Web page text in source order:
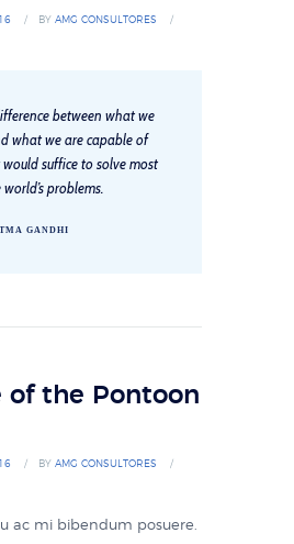
BY AMG CONSULTORES
between what we
what we are capable of
suffice to solve most
problems.
GANDHI
of the Pontoon
BY AMG CONSULTORES
ac mi bibendum posuere.